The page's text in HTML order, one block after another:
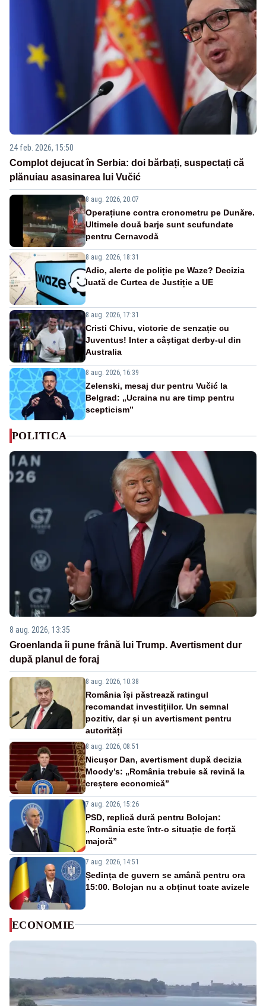
24 feb. 2026, 15:50
Complot dejucat în Serbia: doi bărbați, suspectați că
plănuiau asasinarea lui Vučić
8 aug. 2026, 20:07
Operațiune contra cronometru pe Dunăre.
Ultimele două barje sunt scufundate
pentru Cernavodă
8 aug. 2026, 18:31
Adio, alerte de poliție pe Waze? Decizia
luată de Curtea de Justiție a UE
8 aug. 2026, 17:31
Cristi Chivu, victorie de senzație cu
Juventus! Inter a câștigat derby-ul din
Australia
8 aug. 2026, 16:39
Zelenski, mesaj dur pentru Vučić la
Belgrad: „Ucraina nu are timp pentru
scepticism”
POLITICA
8 aug. 2026, 13:35
Groenlanda îi pune frână lui Trump. Avertisment dur
după planul de foraj
8 aug. 2026, 10:38
România își păstrează ratingul
recomandat investițiilor. Un semnal
pozitiv, dar și un avertisment pentru
autorități
8 aug. 2026, 08:51
Nicușor Dan, avertisment după decizia
Moody’s: „România trebuie să revină la
creștere economică”
7 aug. 2026, 15:26
PSD, replică dură pentru Bolojan:
„România este într-o situație de forță
majoră”
7 aug. 2026, 14:51
Ședința de guvern se amână pentru ora
15:00. Bolojan nu a obținut toate avizele
ECONOMIE